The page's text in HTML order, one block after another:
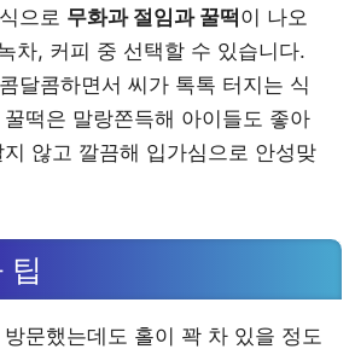
으로 무화과 절임과 꿀떡 이 나오
차, 커피 중 선택할 수 있습니다.
달콤하면서 씨가 톡톡 터지는 식
떡은 말랑쫀득해 아이들도 좋아
않고 깔끔해 입가심으로 안성맞
팁
문했는데도 홀이 꽉 차 있을 정도